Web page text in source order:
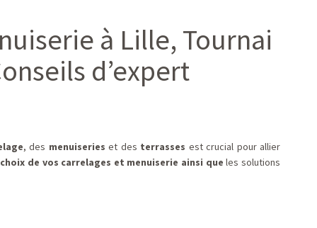
à Lille, Tournai
d’expert
, des menuiseries et des terrasses est crucial pour allier
de vos carrelages et menuiserie ainsi que les solutions